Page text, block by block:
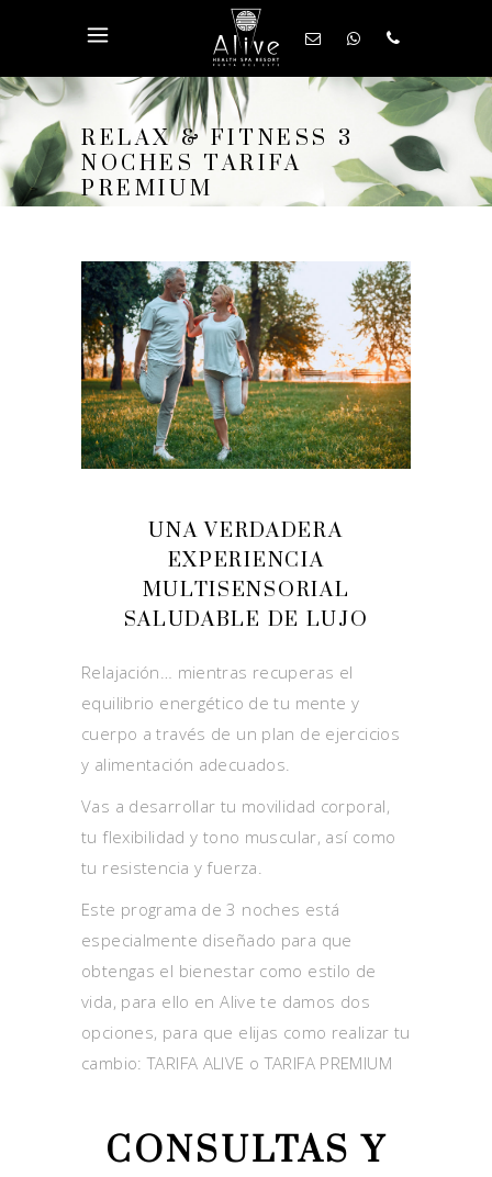
RELAX & FITNESS 3
NOCHES TARIFA
PREMIUM
UNA VERDADERA
EXPERIENCIA
MULTISENSORIAL
SALUDABLE DE LUJO
Relajación… mientras recuperas el
equilibrio energético de tu mente y
cuerpo a través de un plan de ejercicios
y alimentación adecuados.
Vas a desarrollar tu movilidad corporal,
tu flexibilidad y tono muscular, así como
tu resistencia y fuerza.
Este programa de 3 noches está
especialmente diseñado para que
obtengas el bienestar como estilo de
vida, para ello en Alive te damos dos
opciones, para que elijas como realizar tu
cambio: TARIFA ALIVE o TARIFA PREMIUM
CONSULTAS Y